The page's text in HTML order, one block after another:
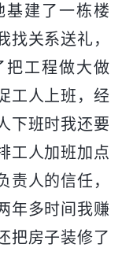
基建了一栋楼
关系送礼，
把工程做大做
工人上班，经
下班时我还要
工人加班加点
人的信任，
年多时间我赚
把房子装修了